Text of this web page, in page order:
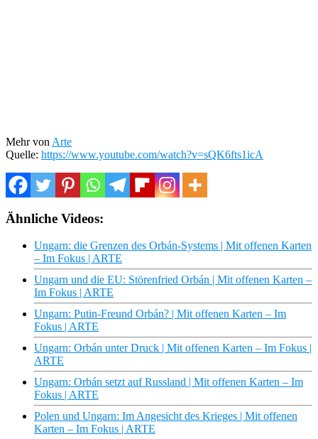
Mehr von Arte
Quelle: https://www.youtube.com/watch?v=sQK6fts1icA
Ähnliche Videos:
Ungarn: die Grenzen des Orbán-Systems | Mit offenen Karten
– Im Fokus | ARTE
Ungarn und die EU: Störenfried Orbán | Mit offenen Karten –
Im Fokus | ARTE
Ungarn: Putin-Freund Orbán? | Mit offenen Karten – Im
Fokus | ARTE
Ungarn: Orbán unter Druck | Mit offenen Karten – Im Fokus |
ARTE
Ungarn: Orbán setzt auf Russland | Mit offenen Karten – Im
Fokus | ARTE
Polen und Ungarn: Im Angesicht des Krieges | Mit offenen
Karten – Im Fokus | ARTE